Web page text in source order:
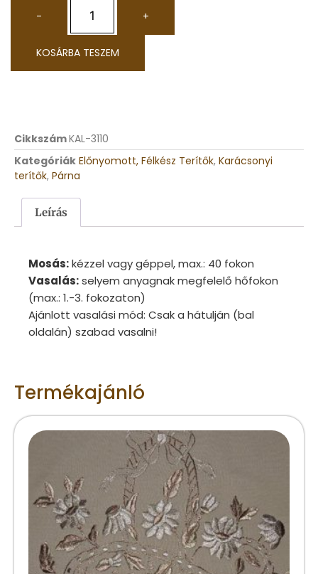
- +
KOSÁRBA TESZEM
CikkszámKAL-3110
Kategóriák Előnyomott, Félkész Terítők, Karácsonyi
terítők, Párna
Leírás
Mosás:kézzel vagy géppel, max.: 40 fokon
Vasalás:selyem anyagnak megfelelő hőfokon
(max.: 1.-3. fokozaton)
Ajánlott vasalási mód: Csak a hátulján (bal
oldalán) szabad vasalni!
Termékajánló